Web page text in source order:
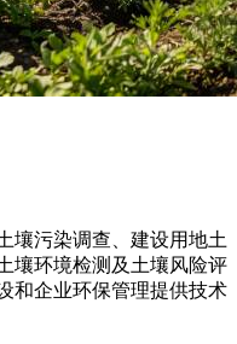
壤污染调查、建设用地土
壤环境检测及土壤风险评
和企业环保管理提供技术